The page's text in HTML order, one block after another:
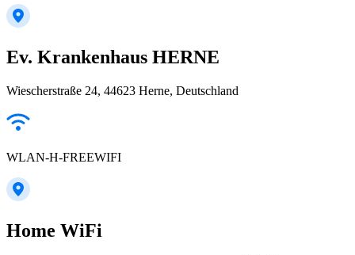
Ev. Krankenhaus HERNE
Wiescherstraße 24, 44623 Herne, Deutschland
WLAN-H-FREEWIFI
Home WiFi